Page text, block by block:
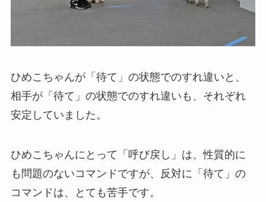
ひめこちゃんが「待て」の状態でのすれ違いと、
相手が「待て」の状態でのすれ違いも、それぞれ
安定していました。
ひめこちゃんにとって「呼び戻し」は、性質的に
も問題のないコマンドですが、反対に「待て」の
コマンドは、とても苦手です。